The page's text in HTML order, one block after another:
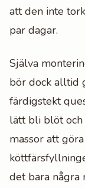
att den inte
par dagar.
Själva
bör dock alltid
färdigstekt
lätt bli blöt och
massor att
det bara några